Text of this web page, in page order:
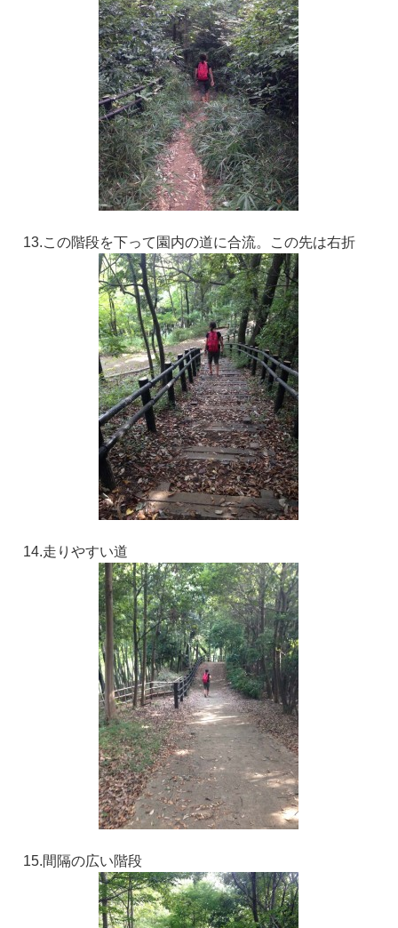
13.この階段を下って園内の道に合流。この先は右折
14.走りやすい道
15.間隔の広い階段